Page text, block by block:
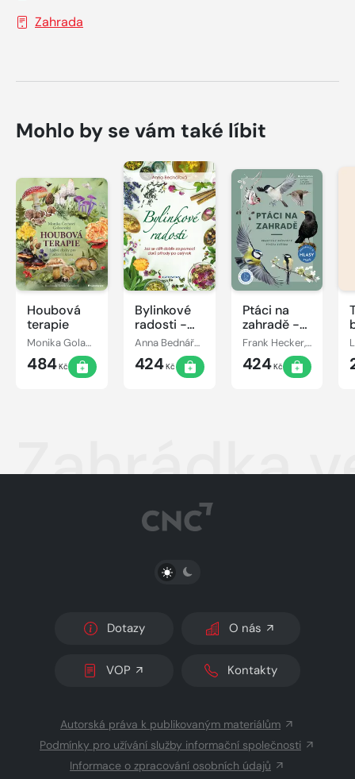
Zahrada
Mohlo by se vám také líbit
Houbová
terapie
Monika Golasovská
484Kč
Bylinkové
radosti -
Jak se cítit
dobře za
pomoci
Anna Bednářová
424Kč
Ptáci na
zahradě -
Praktický
průvodce
ptačím
světem
Frank Hecker, Katrin Heckerová
424Kč
Zahrádka
PŘEPNOUT SVĚTLÝ/TMAVÝ REŽIM
Dotazy O nás
VOP Kontakty
Autorská práva k publikovaným materiálům
Podmínky pro užívání služby informační společnosti
Informace o zpracování osobních údajů